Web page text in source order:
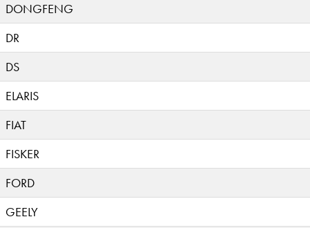
DONGFENG
DR
DS
ELARIS
FIAT
FISKER
FORD
GEELY